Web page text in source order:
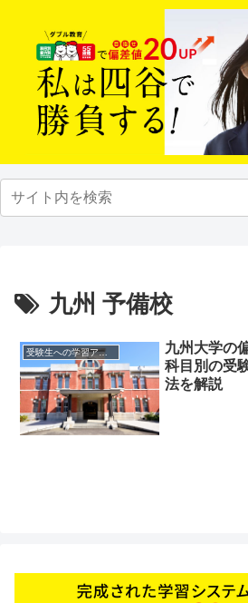
九州 予備校
受験生への学習アドバイス
九州大学の
科目別の受
法を解説